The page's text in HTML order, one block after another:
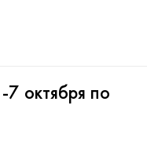
октября по